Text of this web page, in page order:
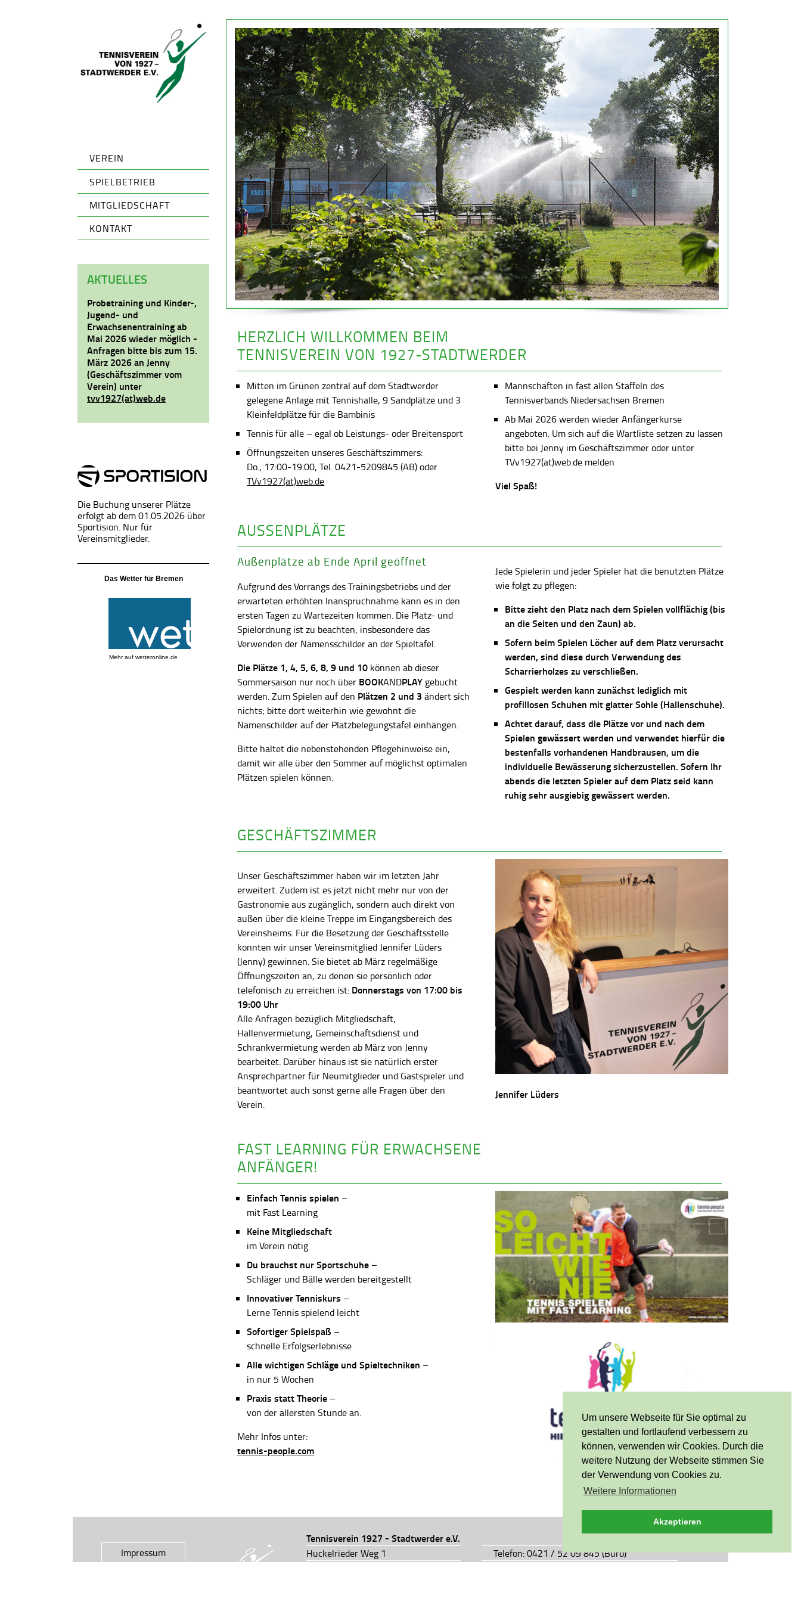
Um unsere Webseite für Sie optimal zu
gestalten und fortlaufend verbessern zu
können, verwenden wir Cookies. Durch die
weitere Nutzung der Webseite stimmen Sie
der Verwendung von Cookies zu.
Weitere Informationen
Akzeptieren
VEREIN
SPIELBETRIEB
MITGLIEDSCHAFT
KONTAKT
AKTUELLES
Probetraining und Kinder-,
Jugend- und
Erwachsenentraining ab
Mai 2026 wieder möglich -
Anfragen bitte bis zum 15.
März 2026 an Jenny
(Geschäftszimmer vom
Verein) unter
tvv1927(at)web.de
Die Buchung unserer Plätze
erfolgt ab dem 01.05.2026 über
Sportision. Nur für
Vereinsmitglieder.
Das Wetter für Bremen
Mehr auf wetteronline.de
HERZLICH WILLKOMMEN BEIM
TENNISVEREIN VON 1927-STADTWERDER
Mitten im Grünen zentral auf dem Stadtwerder
gelegene Anlage mit Tennishalle, 9 Sandplätze und 3
Kleinfeldplätze für die Bambinis
Tennis für alle – egal ob Leistungs- oder Breitensport
Öffnungszeiten unseres Geschäftszimmers:
Do., 17:00-19:00, Tel. 0421-5209845 (AB) oder
TVv1927(at)web.de
Mannschaften in fast allen Staffeln des
Tennisverbands Niedersachsen Bremen
Ab Mai 2026 werden wieder Anfängerkurse
angeboten. Um sich auf die Wartliste setzen zu lassen
bitte bei Jenny im Geschäftszimmer oder unter
TVv1927(at)web.de melden
Viel Spaß!
AUSSENPLÄTZE
Außenplätze ab Ende April geöffnet
Aufgrund des Vorrangs des Trainingsbetriebs und der
erwarteten erhöhten Inanspruchnahme kann es in den
ersten Tagen zu Wartezeiten kommen. Die Platz- und
Spielordnung ist zu beachten, insbesondere das
Verwenden der Namensschilder an der Spieltafel.
Die Plätze 1, 4, 5, 6, 8, 9 und 10 können ab dieser
Sommersaison nur noch über BOOKANDPLAY gebucht
werden. Zum Spielen auf den Plätzen 2 und 3 ändert sich
nichts; bitte dort weiterhin wie gewohnt die
Namenschilder auf der Platzbelegungstafel einhängen.
Bitte haltet die nebenstehenden Pflegehinweise ein,
damit wir alle über den Sommer auf möglichst optimalen
Plätzen spielen können.
Jede Spielerin und jeder Spieler hat die benutzten Plätze
wie folgt zu pflegen:
Bitte zieht den Platz nach dem Spielen vollflächig (bis
an die Seiten und den Zaun) ab.
Sofern beim Spielen Löcher auf dem Platz verursacht
werden, sind diese durch Verwendung des
Scharrierholzes zu verschließen.
Gespielt werden kann zunächst lediglich mit
profillosen Schuhen mit glatter Sohle (Hallenschuhe).
Achtet darauf, dass die Plätze vor und nach dem
Spielen gewässert werden und verwendet hierfür die
bestenfalls vorhandenen Handbrausen, um die
individuelle Bewässerung sicherzustellen. Sofern Ihr
abends die letzten Spieler auf dem Platz seid kann
ruhig sehr ausgiebig gewässert werden.
GESCHÄFTSZIMMER
Unser Geschäftszimmer haben wir im letzten Jahr
erweitert. Zudem ist es jetzt nicht mehr nur von der
Gastronomie aus zugänglich, sondern auch direkt von
außen über die kleine Treppe im Eingangsbereich des
Vereinsheims. Für die Besetzung der Geschäftsstelle
konnten wir unser Vereinsmitglied Jennifer Lüders
(Jenny) gewinnen. Sie bietet ab März regelmäßige
Öffnungszeiten an, zu denen sie persönlich oder
telefonisch zu erreichen ist: Donnerstags von 17:00 bis
19:00 Uhr
Alle Anfragen bezüglich Mitgliedschaft,
Hallenvermietung, Gemeinschaftsdienst und
Schrankvermietung werden ab März von Jenny
bearbeitet. Darüber hinaus ist sie natürlich erster
Ansprechpartner für Neumitglieder und Gastspieler und
beantwortet auch sonst gerne alle Fragen über den
Verein.
Jennifer Lüders
FAST LEARNING FÜR ERWACHSENE
ANFÄNGER!
Einfach Tennis spielen –
mit Fast Learning
Keine Mitgliedschaft
im Verein nötig
Du brauchst nur Sportschuhe –
Schläger und Bälle werden bereitgestellt
Innovativer Tenniskurs –
Lerne Tennis spielend leicht
Sofortiger Spielspaß –
schnelle Erfolgserlebnisse
Alle wichtigen Schläge und Spieltechniken –
in nur 5 Wochen
Praxis statt Theorie –
von der allersten Stunde an.
Mehr Infos unter:
tennis-people.com
Impressum
Tennisverein 1927 - Stadtwerder e.V.
Huckelrieder Weg 1
Telefon: 0421 / 52 09 845 (Büro)